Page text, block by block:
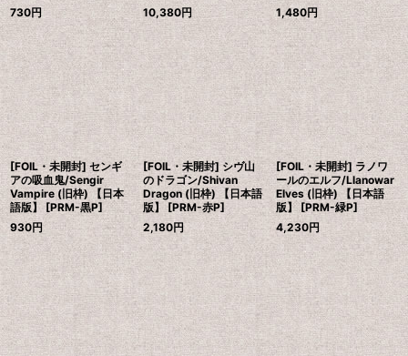
730円
10,380円
1,480円
[FOIL・未開封] センギ
アの吸血鬼/Sengir
Vampire (旧枠) 【日本
語版】 [PRM-黒P]
930円
[FOIL・未開封] シヴ山
のドラゴン/Shivan
Dragon (旧枠) 【日本語
版】 [PRM-赤P]
2,180円
[FOIL・未開封] ラノワ
ールのエルフ/Llanowar
Elves (旧枠) 【日本語
版】 [PRM-緑P]
4,230円